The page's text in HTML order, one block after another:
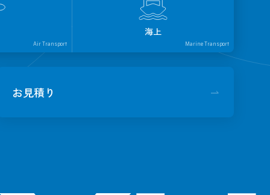
Air Transport
海上
Marine Transport
お見積り